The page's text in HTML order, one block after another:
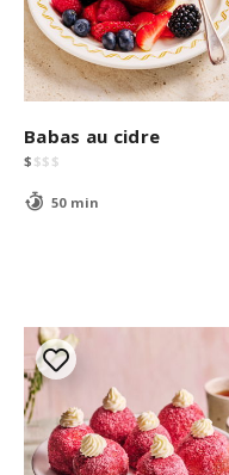
Babas au cidre
$ $$ $
50 min